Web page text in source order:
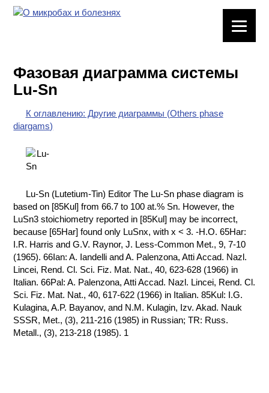
ХИМИЧЕСКАЯ
ПОСУДА
ВРЕДНЫЕ
ФАКТОРЫ
ХИМИЯ НА
ПРОИЗВОДСТВЕ
И ХИМИЧЕСКАЯ
ТЕХНОЛОГИЯ
КОНТАКТЫ
Фазовая диаграмма системы
Lu-Sn
К оглавлению: Другие диаграммы (Others phase
diargams)
Lu-Sn (Lutetium-Tin) Editor The Lu-Sn phase diagram is
based on [85Kul] from 66.7 to 100 at.% Sn. However, the
LuSn3 stoichiometry reported in [85Kul] may be incorrect,
because [65Har] found only LuSnx, with x < 3. -H.O. 65Har:
I.R. Harris and G.V. Raynor, J. Less-Common Met., 9, 7-10
(1965). 66Ian: A. Iandelli and A. Palenzona, Atti Accad. Nazl.
Lincei, Rend. Cl. Sci. Fiz. Mat. Nat., 40, 623-628 (1966) in
Italian. 66Pal: A. Palenzona, Atti Accad. Nazl. Lincei, Rend. Cl.
Sci. Fiz. Mat. Nat., 40, 617-622 (1966) in Italian. 85Kul: I.G.
Kulagina, A.P. Bayanov, and N.M. Kulagin, Izv. Akad. Nauk
SSSR, Met., (3), 211-216 (1985) in Russian; TR: Russ.
Metall., (3), 213-218 (1985). 1